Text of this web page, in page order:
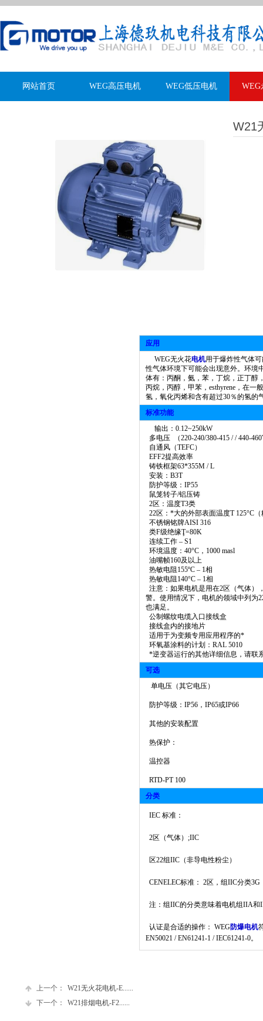
网站首页 WEG高压电机 WEG低压电机 WEG
W21
应用
WEG无火花电机用于爆炸性气体
性气体环境下可能会出现意外。环
体有：丙酮，氨，苯，丁烷，正丁醇
丙烷，丙醇，甲苯，esthyrene，在
氢，氧化丙烯和含有超过30％的氢的
标准功能
输出：0.12~250kW
多电压 （220-240/380-415 / / 440-
自通风（TEFC）
EFF2提高效率
铸铁框架63*355M / L
安装：B3T
防护等级：IP55
鼠笼转子/铝压铸
2区：温度T3类
22区：*大的外部表面温度T 125°C
不锈钢铭牌AISI 316
类F级绝缘Ţ=80K
连续工作 – S1
环境温度：40°C，1000 masl
油嘴帧160及以上
热敏电阻155ºC – 1相
热敏电阻140°C – 1相
注意：如果电机是用在2区（气体）
警。使用情况下，电机的领域中列为
也满足。
公制螺纹电缆入口接线盒
接线盒内的接地片
适用于为变频专用应用程序的*
环氧基涂料的计划：RAL 5010
*逆变器运行的其他详细信息，请联
可选
单电压（其它电压）
防护等级：IP56，IP65或IP66
其他的安装配置
热保护：
温控器
RTD-PT 100
分类
IEC 标准：
2区（气体）;IIC
区22组IIC（非导电性粉尘）
CENELEC标准： 2区，组IIC分类
注：组IIC的分类意味着电机组IIA
认证是合适的操作： WEG防爆电机
EN50021 / EN61241-1 / IEC61241-0。
上一个：
W21无火花电机-E......
下一个：
W21排烟电机-F2......